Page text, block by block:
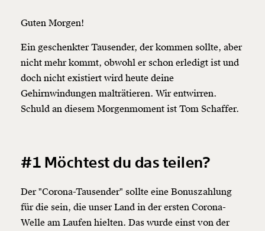
Guten Morgen!
Ein geschenkter Tausender, der kommen sollte, aber
nicht mehr kommt, obwohl er schon erledigt ist und
doch nicht existiert wird heute deine
Gehirnwindungen malträtieren. Wir entwirren.
Schuld an diesem Morgenmoment ist Tom Schaffer.
#1 Möchtest du das teilen?
Der "Corona-Tausender" sollte eine Bonuszahlung
für die sein, die unser Land in der ersten Corona-
Welle am Laufen hielten. Das wurde einst von der